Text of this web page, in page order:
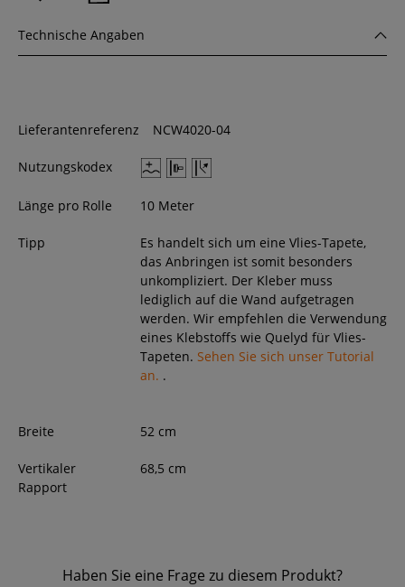
Technische Angaben
Lieferantenreferenz NCW4020-04
Nutzungskodex
Länge pro Rolle 10 Meter
Tipp
Es handelt sich um eine Vlies-Tapete,
das Anbringen ist somit besonders
unkompliziert. Der Kleber muss
lediglich auf die Wand aufgetragen
werden. Wir empfehlen die Verwendung
eines Klebstoffs wie Quelyd für Vlies-
Tapeten. Sehen Sie sich unser Tutorial
an. .
Breite 52 cm
Vertikaler
Rapport
68,5 cm
Haben Sie eine Frage zu diesem Produkt?